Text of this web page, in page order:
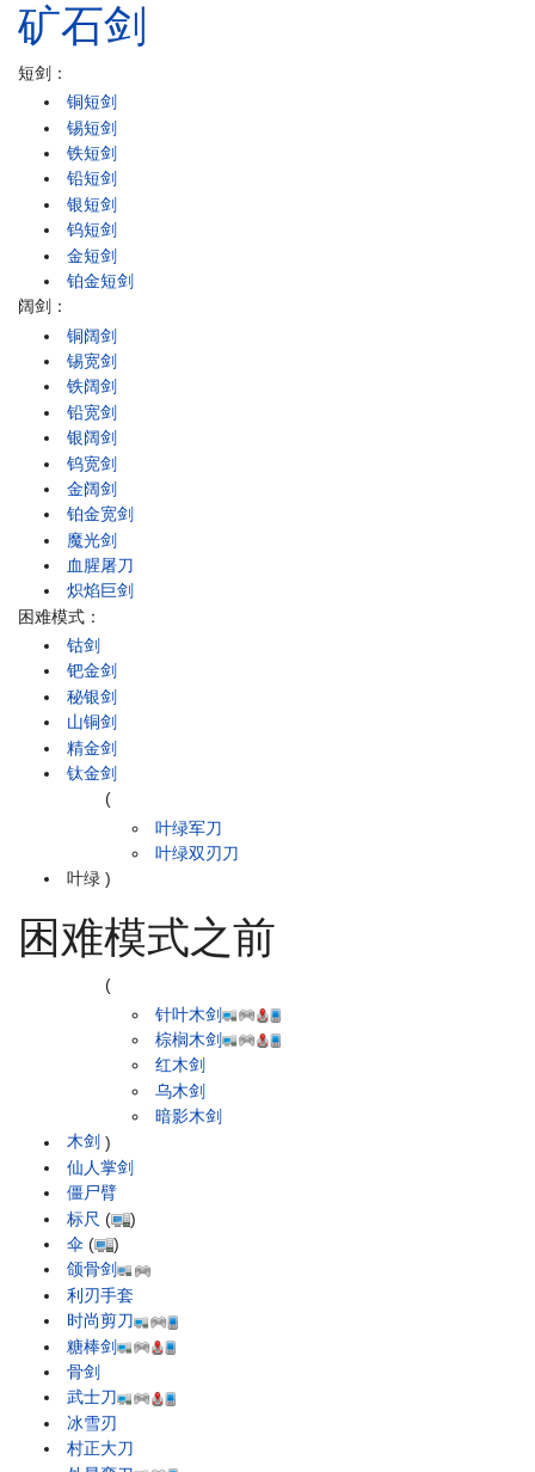
矿石剑
短剑：
铜短剑
锡短剑
铁短剑
铅短剑
银短剑
钨短剑
金短剑
铂金短剑
阔剑：
铜阔剑
锡宽剑
铁阔剑
铅宽剑
银阔剑
钨宽剑
金阔剑
铂金宽剑
魔光剑
血腥屠刀
炽焰巨剑
困难模式：
钴剑
钯金剑
秘银剑
山铜剑
精金剑
钛金剑
叶绿
(
叶绿军刀
叶绿双刃刀
)
困难模式之前
木剑
(
针叶木剑
棕榈木剑
红木剑
乌木剑
暗影木剑
)
仙人掌剑
僵尸臂
标尺 (
)
伞 (
)
颌骨剑
利刃手套
时尚剪刀
糖棒剑
骨剑
武士刀
冰雪刃
村正大刀